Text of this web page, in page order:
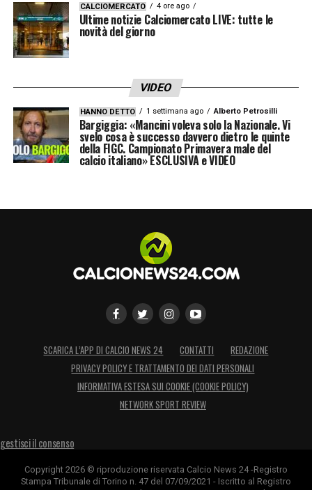
CALCIOMERCATO 4 ore ago
Ultime notizie Calciomercato LIVE: tutte le
novità del giorno
VIDEO
HANNO DETTO 1 settimana ago Alberto Petrosilli
Bargiggia: «Mancini voleva solo la Nazionale. Vi
svelo cosa è successo davvero dietro le quinte
della FIGC. Campionato Primavera male del
calcio italiano» ESCLUSIVA e VIDEO
SCARICA L’APP DI CALCIO NEWS 24 CONTATTI
REDAZIONE
PRIVACY POLICY E TRATTAMENTO DEI DATI PERSONALI
INFORMATIVA ESTESA SUI COOKIE (COOKIE POLICY)
NETWORK SPORT REVIEW
gestisci il consenso
Copyright 2026 © riproduzione riservata Calcio News 24 -Registro
Stampa Tribunale di Torino n. 47 del 07/09/2021 - Iscritto al Registro